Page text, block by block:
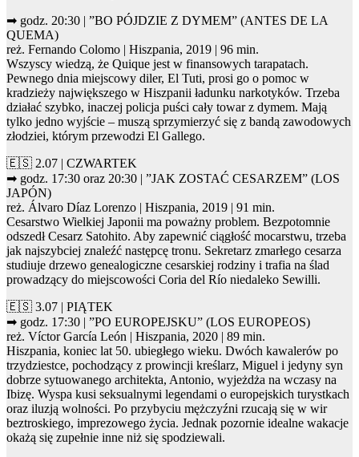
➡ godz. 20:30 | ”BO PÓJDZIE Z DYMEM” (ANTES DE LA
QUEMA)
reż. Fernando Colomo | Hiszpania, 2019 | 96 min.
Wszyscy wiedzą, że Quique jest w finansowych tarapatach.
Pewnego dnia miejscowy diler, El Tuti, prosi go o pomoc w
kradzieży największego w Hiszpanii ładunku narkotyków. Trzeba
działać szybko, inaczej policja puści cały towar z dymem. Mają
tylko jedno wyjście – muszą sprzymierzyć się z bandą zawodowych
złodziei, którym przewodzi El Gallego.
🇪🇸 2.07 | CZWARTEK
➡ godz. 17:30 oraz 20:30 | ”JAK ZOSTAĆ CESARZEM” (LOS
JAPÓN)
reż. Álvaro Díaz Lorenzo | Hiszpania, 2019 | 91 min.
Cesarstwo Wielkiej Japonii ma poważny problem. Bezpotomnie
odszedł Cesarz Satohito. Aby zapewnić ciągłość mocarstwu, trzeba
jak najszybciej znaleźć następcę tronu. Sekretarz zmarłego cesarza
studiuje drzewo genealogiczne cesarskiej rodziny i trafia na ślad
prowadzący do miejscowości Coria del Río niedaleko Sewilli.
🇪🇸 3.07 | PIĄTEK
➡ godz. 17:30 | ”PO EUROPEJSKU” (LOS EUROPEOS)
reż. Víctor García León | Hiszpania, 2020 | 89 min.
Hiszpania, koniec lat 50. ubiegłego wieku. Dwóch kawalerów po
trzydziestce, pochodzący z prowincji kreślarz, Miguel i jedyny syn
dobrze sytuowanego architekta, Antonio, wyjeżdża na wczasy na
Ibizę. Wyspa kusi seksualnymi legendami o europejskich turystkach
oraz iluzją wolności. Po przybyciu mężczyźni rzucają się w wir
beztroskiego, imprezowego życia. Jednak pozornie idealne wakacje
okażą się zupełnie inne niż się spodziewali.